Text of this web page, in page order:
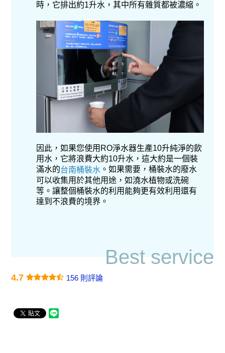
時，它排出約1升水，其中所有雜質都被濃縮。
因此，如果您使用RO淨水器生產10升純淨的飲
用水，它將浪費大約10升水，這大約是一個裝
滿水的台南桶裝水 。如果需要，桶裝水的廢水
可以收集用於其他用途，如澆水植物或洗碗
等。讓整個桶裝水的利用能夠更有效利用還有
達到不浪費的境界。
Best service
4.7 156 則評論